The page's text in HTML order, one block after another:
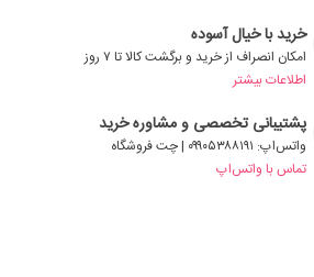
خرید با خیال آسوده
امکان انصراف از خرید و برگشت کالا تا ۷ روز
اطلاعات بیشتر
پشتیبانی تخصصی و مشاوره خرید
واتس‌اپ: ۰۹۹۰۵۳۸۸۱۹۱ | چت فروشگاه
تماس با واتس‌اپ